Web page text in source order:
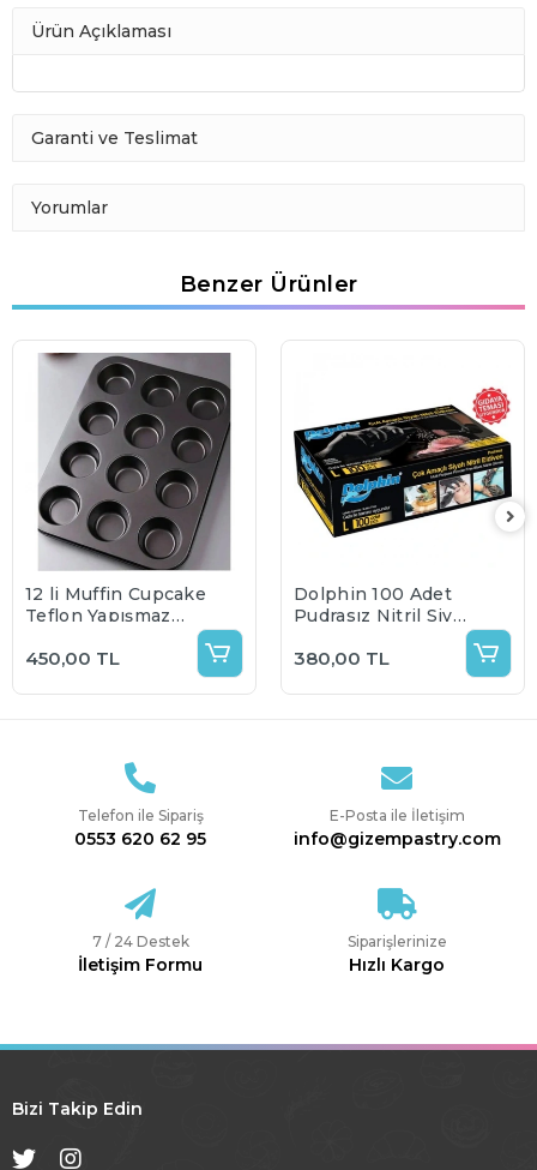
Ürün Açıklaması
Garanti ve Teslimat
Yorumlar
Benzer Ürünler
12 li Muffin Cupcake
Teflon Yapışmaz
450,00 TL
Dolphin 100 Adet
Pudrasız Nitril Siyah
380,00 TL
Telefon ile Sipariş
0553 620 62 95
E-Posta ile İletişim
info@gizempastry.com
7 / 24 Destek
İletişim Formu
Siparişlerinize
Hızlı Kargo
Bizi Takip Edin